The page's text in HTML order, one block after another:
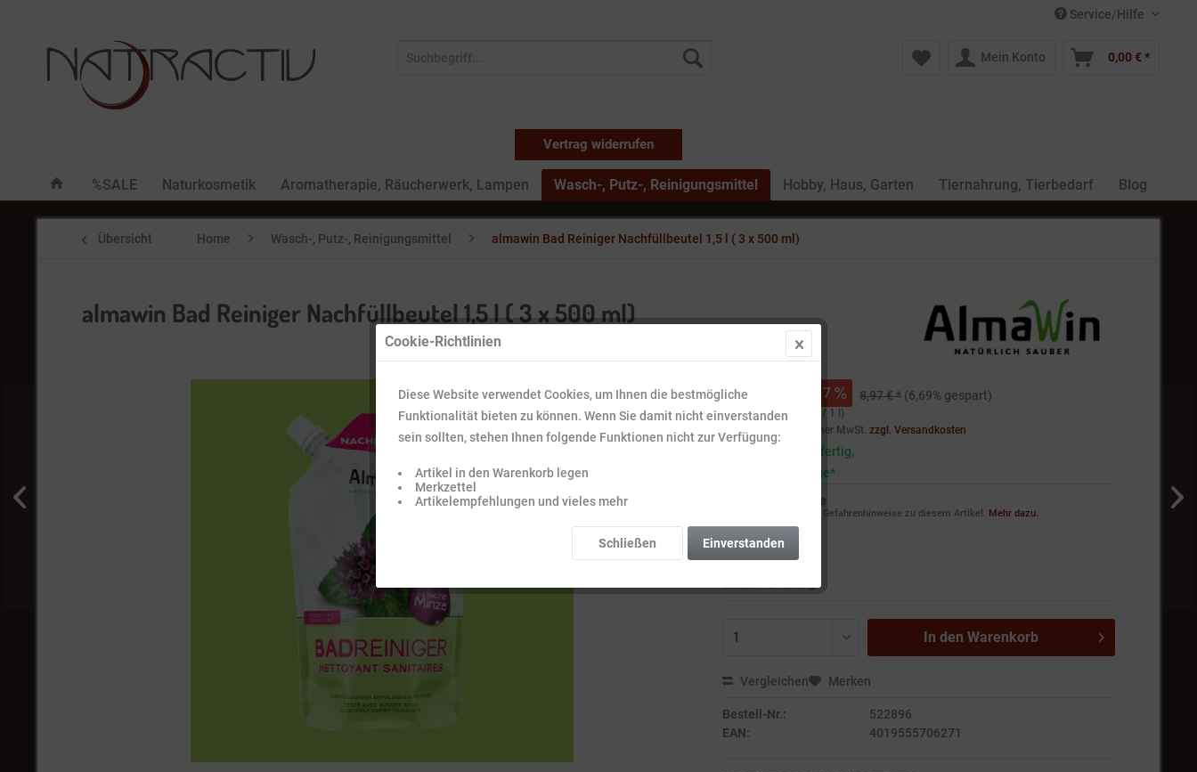
Service/Hilfe
Mein Konto 0,00 € *
Vertrag widerrufen
%SALE Naturkosmetik Aromatherapie, Räucherwerk, Lampen Wasch-, Putz-, Reinigungsmittel Hobby, Haus, Garten Tiernahrung, Tierbedarf Blog
Übersicht Home Wasch-, Putz-, Reinigungsmittel almawin Bad Reiniger Nachfüllbeutel 1,5 l ( 3 x 500 ml)
almawin Bad Reiniger Nachfüllbeutel 1,5 l ( 3 x 500 ml)
8,37 € * 7 8,97 € * (6,69% gespart)
Inhalt:1.5 l (5,58 € * / 1 l)
Preise inkl. gesetzlicher MwSt.zzgl. Versandkosten
Sofort versandfertig,
Lieferzeit 3-5 Tage*
Gefahrenhinweise
Bitte beachten Sie die Gefahrenhinweise zu diesem Artikel. Mehr dazu.
Gefahrwort: Achtung!
In den Warenkorb
Vergleichen Merken
Bestell-Nr.:
522896
EAN:
4019555706271
Cookie-Richtlinien
Diese Website verwendet Cookies, um Ihnen die bestmögliche
Funktionalität bieten zu können. Wenn Sie damit nicht einverstanden
sein sollten, stehen Ihnen folgende Funktionen nicht zur Verfügung:
Artikel in den Warenkorb legen
Merkzettel
Artikelempfehlungen und vieles mehr
Einverstanden
Schließen